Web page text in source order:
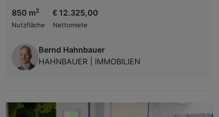
850 m2
Nutzfläche
€ 12.325,00
Nettomiete
Bernd Hahnbauer
HAHNBAUER | IMMOBILIEN